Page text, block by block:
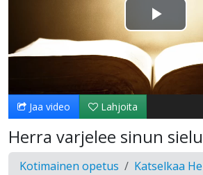
Jaa video Lahjoita
Herra varjelee sinun
Kotimainen opetus Katselkaa